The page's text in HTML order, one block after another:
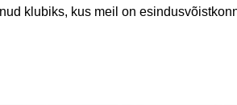
klubiks, kus meil on